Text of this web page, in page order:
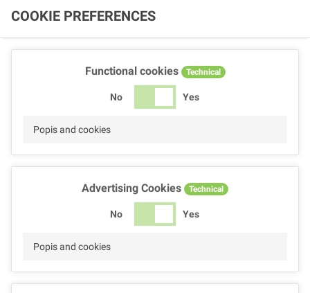
COOKIE PREFERENCES
Functional cookies Technical
No Yes
Popis and cookies
Advertising Cookies Technical
No Yes
Popis and cookies